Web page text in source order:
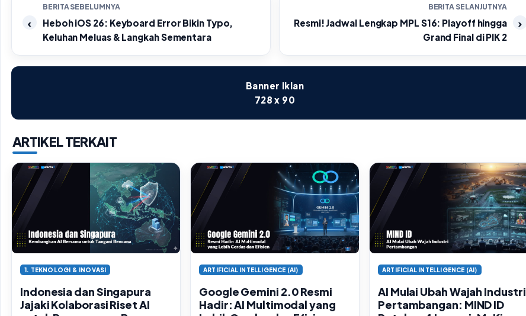
BERITA SEBELUMNYA
Heboh iOS 26: Keyboard Error Bikin Typo,
Keluhan Meluas & Langkah Sementara
BERITA SELANJUTNYA
Resmi! Jadwal Lengkap MPL S16: Playoff hingga
Grand Final di PIK 2
Banner Iklan
728 x 90
ARTIKEL TERKAIT
1. TEKNOLOGI & INOVASI
Indonesia dan Singapura
Jajaki Kolaborasi Riset AI
ARTIFICIAL INTELLIGENCE (AI)
Google Gemini 2.0 Resmi
Hadir: AI Multimodal yang
ARTIFICIAL INTELLIGENCE (AI)
AI Mulai Ubah Wajah Industri
Pertambangan: MIND ID